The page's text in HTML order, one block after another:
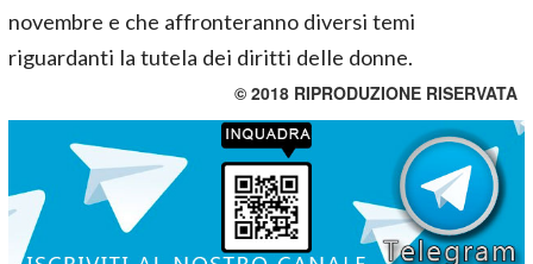
novembre e che affronteranno diversi temi
riguardanti la tutela dei diritti delle donne.
© 2018 RIPRODUZIONE RISERVATA